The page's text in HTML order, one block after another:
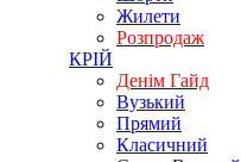
Жилети
Розпродаж
КРІЙ
Денім Гайд
Вузький
Прямий
Класичний